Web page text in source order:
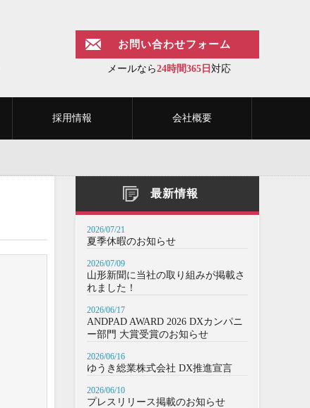
お問い合わせフォーム
メールなら24時間365日 対応
採用情報 会社概要
最新情報
2026/07/21
夏季休暇のお知らせ
2026/07/09
山形新聞に当社の取り組みが掲載さ
れました！
2026/06/17
ANDPAD AWARD 2026 DXカンパニ
ー部門 大賞受賞のお知らせ
2026/06/16
ゆうき総業株式会社 DX推進宣言
2026/06/10
プレスリリース掲載のお知らせ